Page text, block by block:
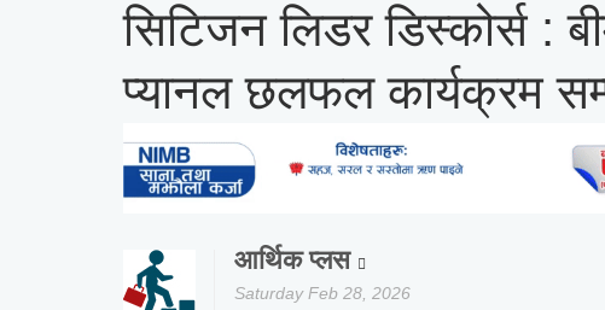
सिटिजन लिडर डिस्कोर्स :
प्यानल छलफल कार्यक्रम
आर्थिक प्लस
Saturday Feb 28, 2026